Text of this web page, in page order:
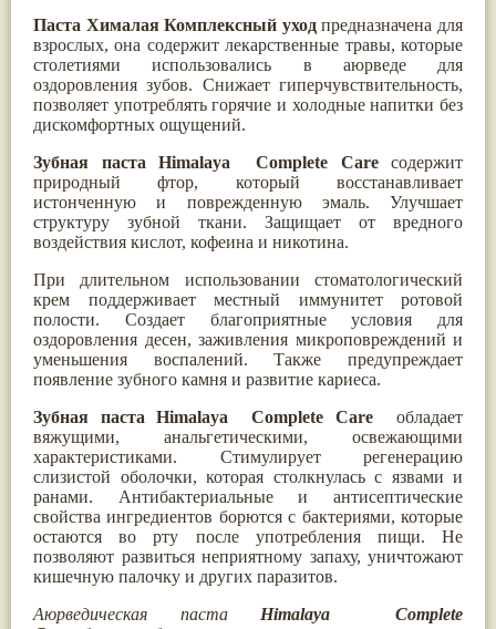
Паста Хималая Комплексный уходпредназначена для
взрослых, она содержит лекарственные травы, которые
столетиями использовались в аюрведе для
оздоровления зубов. Снижает гиперчувствительность,
позволяет употреблять горячие и холодные напитки без
дискомфортных ощущений.
Зубная паста Himalaya Complete Care содержит
природный фтор, который восстанавливает
истонченную и поврежденную эмаль. Улучшает
структуру зубной ткани. Защищает от вредного
воздействия кислот, кофеина и никотина.
При длительном использовании стоматологический
крем поддерживает местный иммунитет ротовой
полости. Создает благоприятные условия для
оздоровления десен, заживления микроповреждений и
уменьшения воспалений. Также предупреждает
появление зубного камня и развитие кариеса.
Зубная пастаHimalaya Complete Careобладает
вяжущими, анальгетическими, освежающими
характеристиками. Стимулирует регенерацию
слизистой оболочки, которая столкнулась с язвами и
ранами. Антибактериальные и антисептические
свойства ингредиентов борются с бактериями, которые
остаются во рту после употребления пищи. Не
позволяют развиться неприятному запаху, уничтожают
кишечную палочку и других паразитов.
Аюрведическая паста Himalaya Complete
Ипомея(12)
Коричник цейлонский(12)
Мирра(12)
Розовая соль(12)
Сверция(12)
Виноград(11)
Каменная соль
Коровье молоко
(11)
Мукуна жгучая
(11)
Патала (11)
Перец чаба
Турпет
Алойное дерево
Пармелия
Тмин обыкновенный
Вишня гималайская (9)
Данти(9)
Мурва(9)
Птерокарпус мешковидный
(9)
Юстиция сосудистая/Васака(9)
Жасмин(8)
Каранджа
(8)
Касторовое масло(8)
Кутаки(8)
Пушкара(8)